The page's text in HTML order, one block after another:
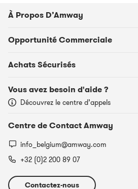
À Propos D’Amway
Opportunité Commerciale
Achats Sécurisés
Vous avez besoin d'aide ?
Découvrez le centre d’appels
Centre de Contact Amway
info_belgium@amway.com
+32 (0)2 200 89 07
Contactez-nous